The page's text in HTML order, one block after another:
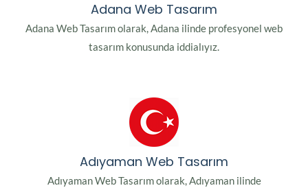
Adana Web Tasarım
Adana Web Tasarım olarak, Adana ilinde profesyonel web
tasarım konusunda iddialıyız.
Adıyaman Web Tasarım
Adıyaman Web Tasarım olarak, Adıyaman ilinde